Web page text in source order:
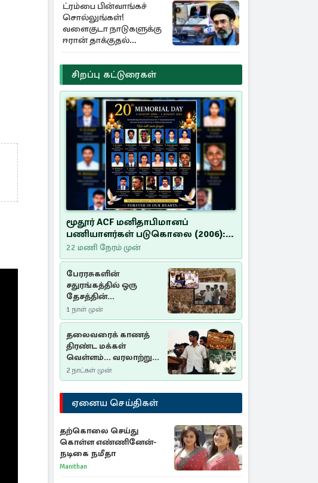
ட்ரம்பை பின்வாங்கச்
சொல்லுங்கள்!
வளைகுடா நாடுகளுக்கு
ஈரான் தாக்குதல்
எச்சரிக்கை
சிறப்பு கட்டுரைகள்
மூதூர் ACF மனிதாபிமானப்
பணியாளர்கள் படுகொலை (2006):
20 ஆண்டுகளாகியும் நீதி
மறுக்கப்பட்ட மனிதாபிமானப்
பேரவலம்
22 மணி நேரம் முன்
பேரரசுகளின்
சதுரங்கத்தில் ஒரு
தேசத்தின்
தீர்க்கதரிசனம் :
சுதுமலை பிரகடனம்
ஒரு வரலாற்றுப் பாடம்
1 நாள் முன்
தலைவரைக் காணத்
திரண்ட மக்கள்
வெள்ளம்... வரலாற்றுச்
சிறப்புமிக்க சுதுமலைப்
பிரகடனம்…
2 நாட்கள் முன்
ஏனைய செய்திகள்
தற்கொலை செய்து
கொள்ள எண்ணினேன்-
நடிகை நமீதா
Manithan